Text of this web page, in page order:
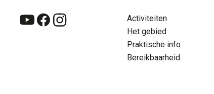
Zoeken
Activiteiten
Het gebied
Praktische info
Bereikbaarheid